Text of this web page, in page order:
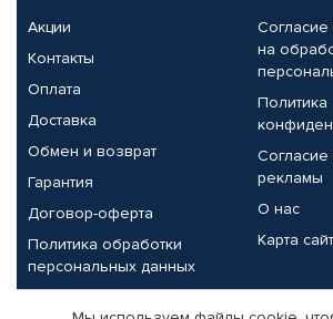
Акции
Контакты
Оплата
Доставка
Обмен и возврат
Гарантия
Договор-оферта
Политика обработки
персональных данных
Согласие
на
Политика
рекламы
О нас
Карта